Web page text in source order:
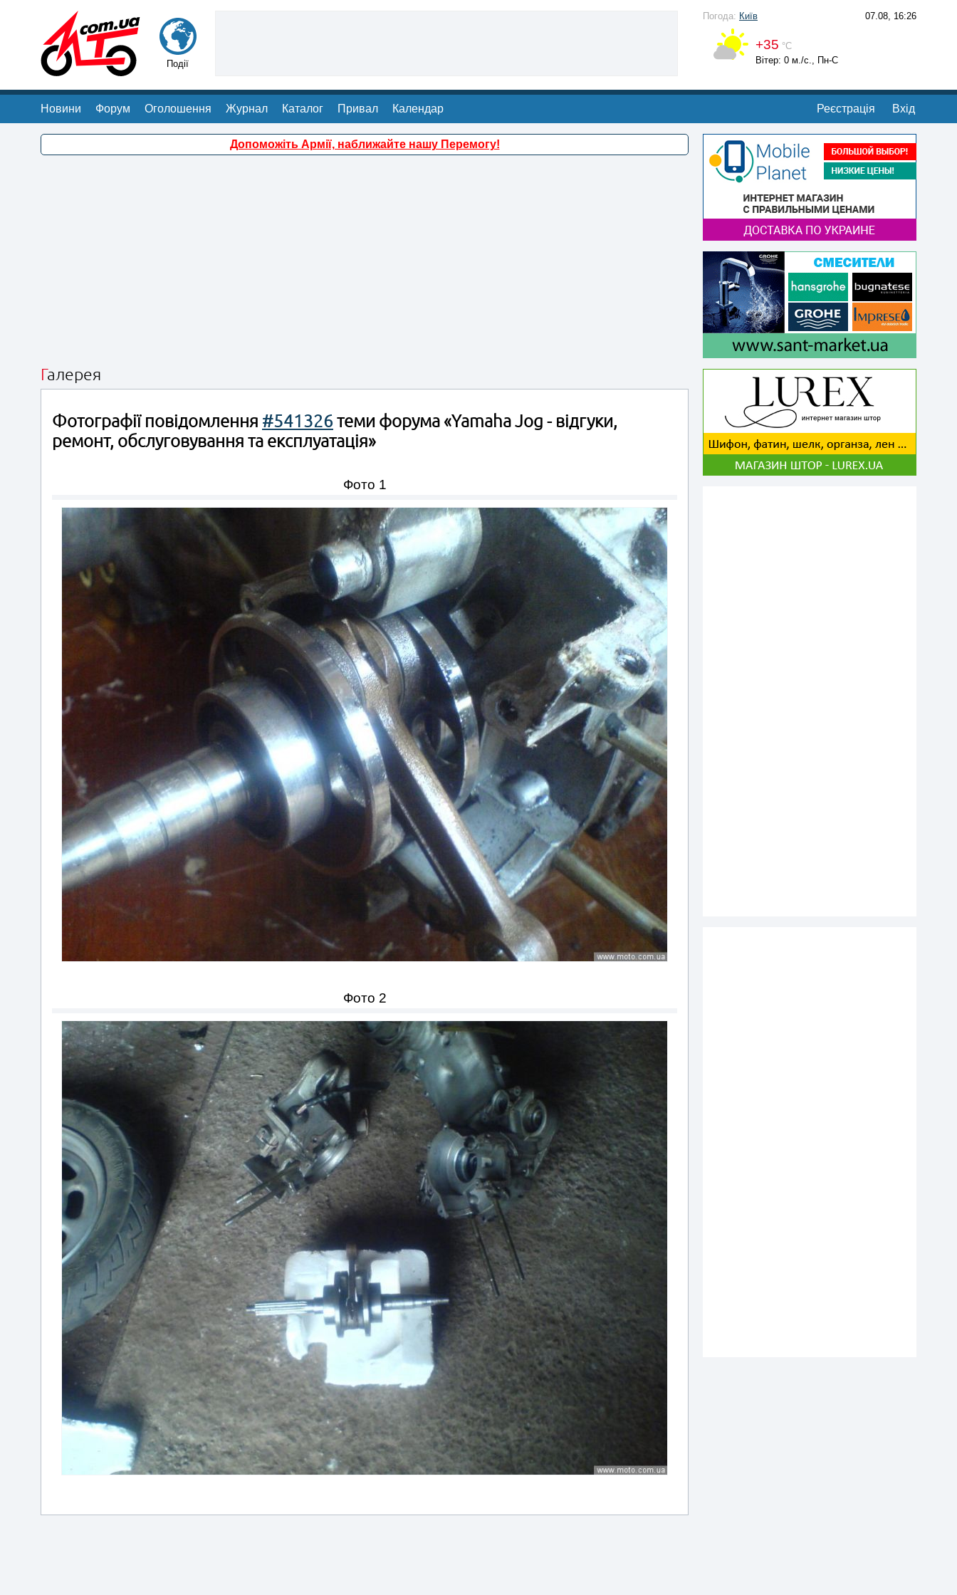
Події
Погода: Київ 07.08, 16:26
+35 °С
Вітер: 0 м./с., Пн-С
Новини Форум Оголошення Журнал Каталог Привал Календар Реєстрація Вхід
Допоможіть Армії, наближайте нашу Перемогу!
Галерея
Фотографії повідомлення #541326 теми форума «Yamaha Jog - відгуки,
ремонт, обслуговування та експлуатація»
Фото 1
Фото 2